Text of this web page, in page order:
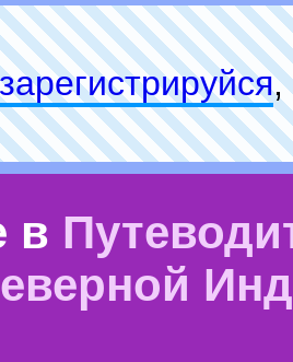
зарeгиcтpируйся,
в